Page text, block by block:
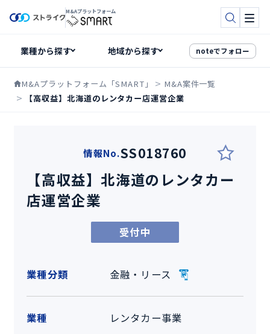
M&Aプラットフォーム
検索メ
noteでフォロー
M&Aプラットフォーム「SMART」
M&A案件一覧
【高収益】北海道のレンタカー店運営企業
情報No.SS018760
【高収益】北海道のレンタカー
店運営企業
受付中
業種分類 金融・リース
業種 レンタカー事業